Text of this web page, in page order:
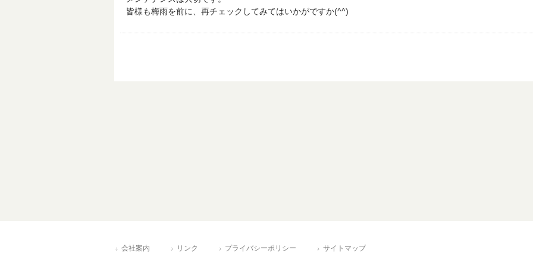
皆様も梅雨を前に、再チェックしてみてはいかがですか(^^)
会社案内 リンク プライバシーポリシー サイトマップ